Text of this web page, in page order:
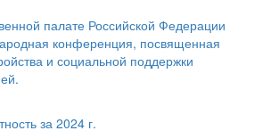
палате Российской Федерации
конференция, посвященная
и социальной поддержки
за 2024 г.